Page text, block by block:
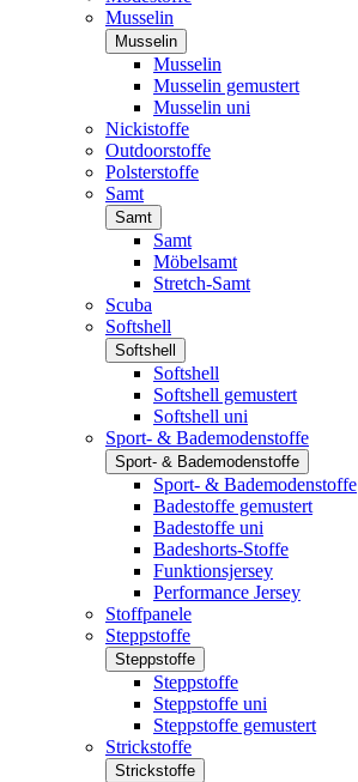
Musselin
Musselin
Musselin
Musselin gemustert
Musselin uni
Nickistoffe
Outdoorstoffe
Polsterstoffe
Samt
Samt
Samt
Möbelsamt
Stretch-Samt
Scuba
Softshell
Softshell
Softshell
Softshell gemustert
Softshell uni
Sport- & Bademodenstoffe
Sport- & Bademodenstoffe
Sport- & Bademodenstoffe
Badestoffe gemustert
Badestoffe uni
Badeshorts-Stoffe
Funktionsjersey
Performance Jersey
Stoffpanele
Steppstoffe
Steppstoffe
Steppstoffe
Steppstoffe uni
Steppstoffe gemustert
Strickstoffe
Strickstoffe